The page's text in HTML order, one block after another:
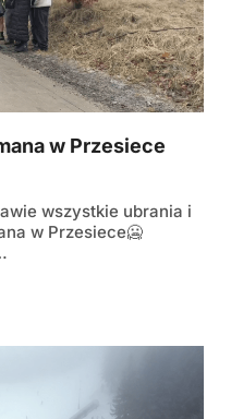
w Przesiece
wszystkie ubrania i
w Przesiece🥶